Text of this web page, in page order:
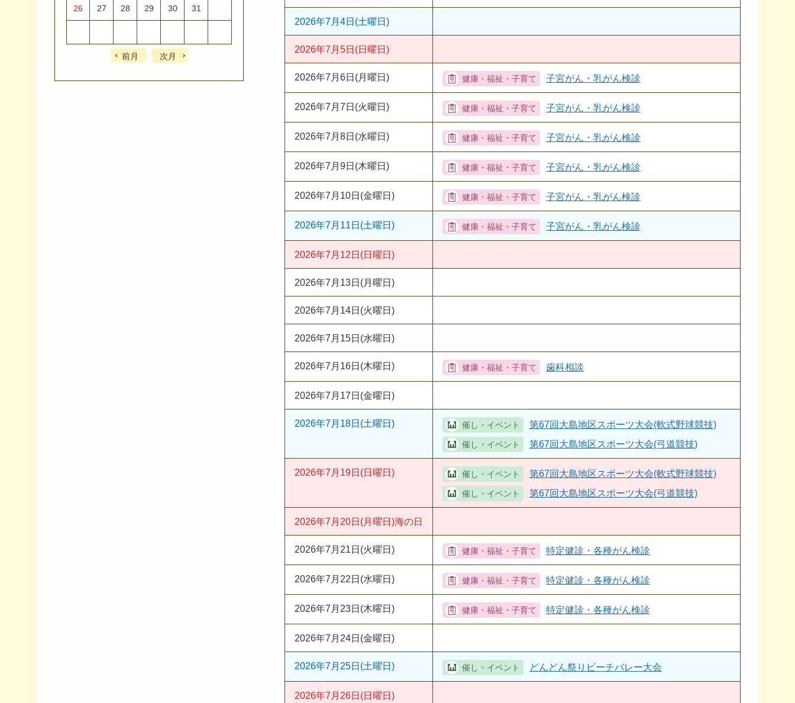
26 27 28 29 30 31
前月 次月
2026年7月4日(土曜日)
2026年7月5日(日曜日)
2026年7月6日(月曜日) 子宮がん・乳がん検診
2026年7月7日(火曜日) 子宮がん・乳がん検診
2026年7月8日(水曜日) 子宮がん・乳がん検診
2026年7月9日(木曜日) 子宮がん・乳がん検診
2026年7月10日(金曜日) 子宮がん・乳がん検診
2026年7月11日(土曜日) 子宮がん・乳がん検診
2026年7月12日(日曜日)
2026年7月13日(月曜日)
2026年7月14日(火曜日)
2026年7月15日(水曜日)
2026年7月16日(木曜日) 歯科相談
2026年7月17日(金曜日)
2026年7月18日(土曜日)
第67回大島地区スポーツ大会(軟式野球競技)
第67回大島地区スポーツ大会(弓道競技)
2026年7月19日(日曜日)
第67回大島地区スポーツ大会(軟式野球競技)
第67回大島地区スポーツ大会(弓道競技)
2026年7月20日(月曜日)海の日
2026年7月21日(火曜日) 特定健診・各種がん検診
2026年7月22日(水曜日) 特定健診・各種がん検診
2026年7月23日(木曜日) 特定健診・各種がん検診
2026年7月24日(金曜日)
2026年7月25日(土曜日) どんどん祭りビーチバレー大会
2026年7月26日(日曜日)